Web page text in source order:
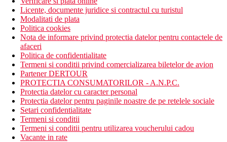
Descrierea plajei
nisipoasa, publica
sezlonguri si umbrele disponibile contra cost
Activitati sportive gratuite
4 piscine exterioare (unele incalzite sezonier)
sezlonguri si umbrele langa piscine, prosoape (se solicita
depozit)
minigolf
sala de sport/fitness
tenis de masa
biliard
divertisment pentru copii si adulti in timpul zilei si serii.
3 piscine pentru copii, stropire cu apa
Licente, documente juridice si contractul cu turistul
Modalitati de plata
Politica cookies
Nota de informare privind protectia datelor pentru contactele de
afaceri
Politica de confidentialitate
Termeni si conditii privind comercializarea biletelor de avion
Partener DERTOUR
PROTECTIA CONSUMATORILOR - A.N.P.C.
Protectia datelor cu caracter personal
Protectia datelor pentru paginile noastre de pe retelele sociale
Setari confidentialitate
Termeni si conditii
Termeni si conditii pentru utilizarea voucherului cadou
Vacante in rate